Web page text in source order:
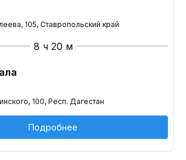
105, Ставропольский край
8 ч 20 м
100, Респ. Дагестан
Подробнее